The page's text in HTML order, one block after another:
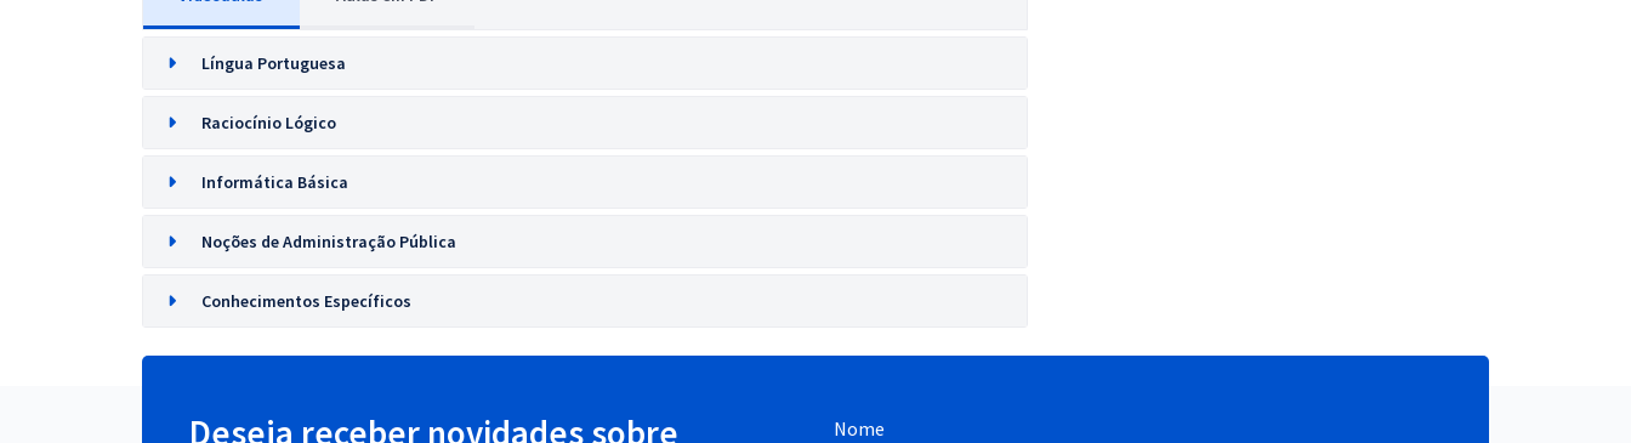
Língua Portuguesa
Raciocínio Lógico
Informática Básica
Noções de Administração Pública
Conhecimentos Específicos
Deseja receber novidades sobre
Nome